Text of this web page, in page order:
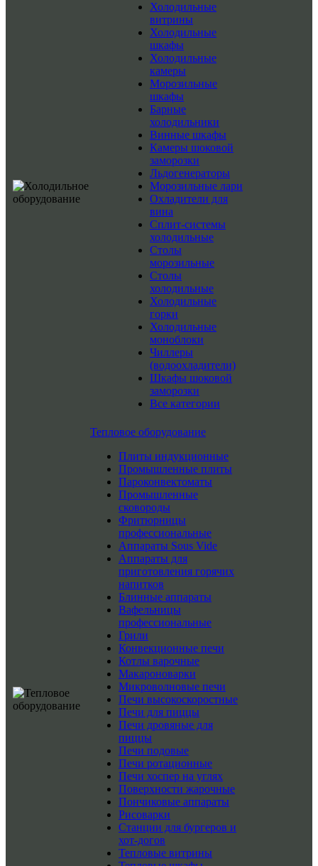
Холодильные
витрины
Холодильные
шкафы
Холодильные
камеры
Морозильные
шкафы
Барные
холодильники
Винные шкафы
Камеры шоковой
заморозки
Льдогенераторы
Морозильные лари
Охладители для
вина
Сплит-системы
холодильные
Столы
морозильные
Столы
холодильные
Холодильные
горки
Холодильные
моноблоки
Чиллеры
(водоохладители)
Шкафы шоковой
заморозки
Все категории
Тепловое оборудование
Плиты индукционные
Промышленные плиты
Пароконвектоматы
Промышленные
сковороды
Фритюрницы
профессиональные
Аппараты Sous Vide
Аппараты для
приготовления горячих
напитков
Блинные аппараты
Вафельницы
профессиональные
Грили
Конвекционные печи
Котлы варочные
Макароноварки
Микроволновые печи
Печи высокоскоростные
Печи для пиццы
Печи дровяные для
пиццы
Печи подовые
Печи ротационные
Печи хоспер на углях
Поверхности жарочные
Пончиковые аппараты
Рисоварки
Станции для бургеров и
хот-догов
Тепловые витрины